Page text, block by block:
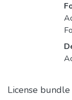
License bundle